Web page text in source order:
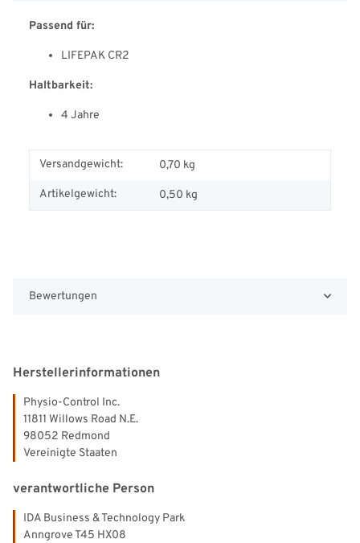
Passend für:
LIFEPAK CR2
Haltbarkeit:
4 Jahre
Versandgewicht: 0,70 kg
Artikelgewicht: 0,50 kg
Bewertungen
Herstellerinformationen
Physio-Control Inc.
11811 Willows Road N.E.
98052 Redmond
Vereinigte Staaten
verantwortliche Person
IDA Business & Technology Park
Anngrove T45 HX08